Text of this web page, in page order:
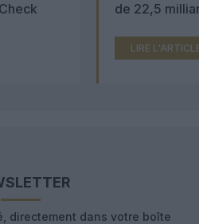
de 22,5
LIRE
directement dans votre boîte